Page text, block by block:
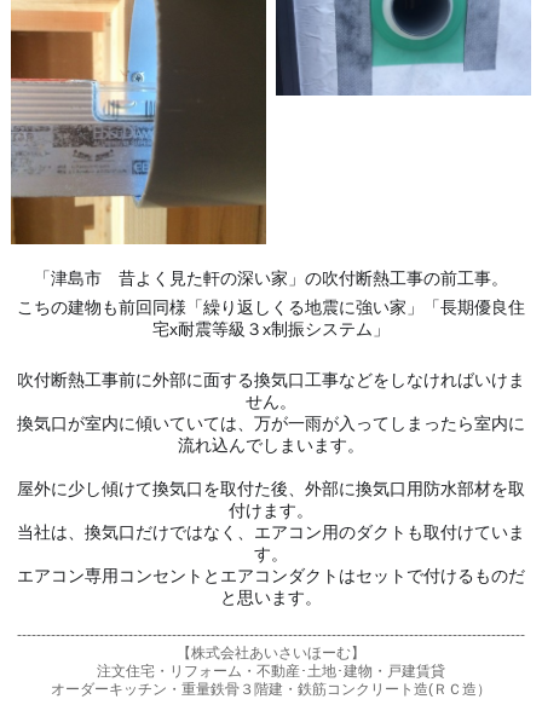
「津島市　昔よく見た軒の深い家」の吹付断熱工事の前工事。
こちの建物も前回同様「繰り返しくる地震に強い家」「長期優良住
宅x耐震等級３x制振システム」
吹付断熱工事前に外部に面する換気口工事などをしなければいけま
せん。
換気口が室内に傾いていては、万が一雨が入ってしまったら室内に
流れ込んでしまいます。
屋外に少し傾けて換気口を取付た後、外部に換気口用防水部材を取
付けます。
当社は、換気口だけではなく、エアコン用のダクトも取付けていま
す。
エアコン専用コンセントとエアコンダクトはセットで付けるものだ
と思います。
---------------------------------------------------------------------------------------------------------
【株式会社あいさいほーむ】
注文住宅・リフォーム・不動産･土地･建物・戸建賃貸
オーダーキッチン・重量鉄骨３階建・鉄筋コンクリート造(ＲＣ造）